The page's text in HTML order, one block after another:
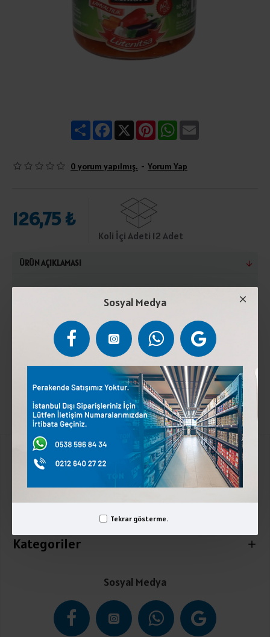
Sosyal Medya
Tekrar gösterme.
ShareFacebook
X PinterestWhatsApp
0 yorum yapılmış. - Yorum Yap
126,75 ₺
Koli İçi Adeti 12 Adet
ÜRÜN AÇIKLAMASI
Közlenmiş acı biber, közlenmiş patlıcan, domates,
havuç, maydonoz, tuz, şeker, çeşitli baharatlar,
sarımsak ve mısır özü yağıSerin ve kuru yerde
saklayınız. Güneş ışığından koruyunuz.Türk Gıda
Kodeksine uygun üretilmiştir.
Kurumsal
Üyelik İşlemleri
Kategoriler
Sosyal Medya